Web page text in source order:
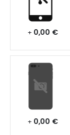
+ 0,00 €
+ 0,00 €